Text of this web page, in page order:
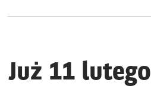
Już 11 lutego